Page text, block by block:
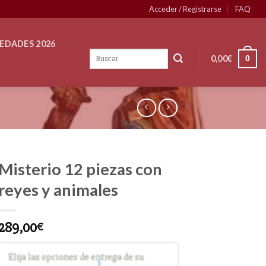
Acceder / Registrarse FAQ
2026
0,00€ 0
Misterio 12 piezas con
reyes y animales
€
Elija las opciones de entrega de su